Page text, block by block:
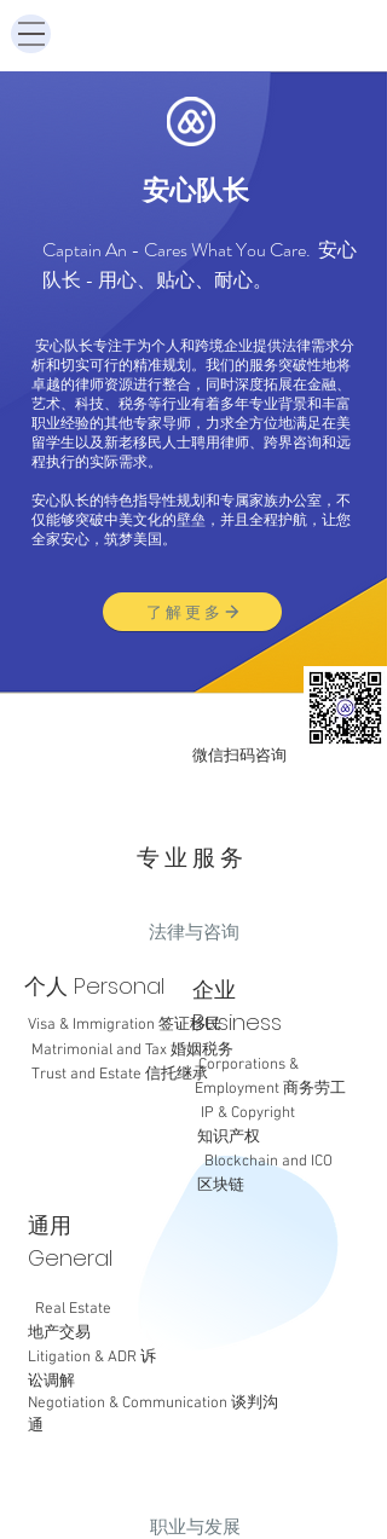
​安心队长
Captain An - Cares What You Care. 安心
队长 - 用心、贴心、耐心。
安心队长专注于为个人和跨境企业提供法律需求分
析和切实可行的精准规划。我们的服务突破性地将
卓越的律师资源进行整合，同时深度拓展在金融、
艺术、科技、税务等行业有着多年专业背景和丰富
职业经验的其他专家导师，力求全方位地满足在美
留学生以及新老移民人士聘用律师、跨界咨询和远
程执行的实际需求。
安心队长的特色指导性规划和专属家族办公室，不
仅能够突破中美文化的壁垒，并且全程护航，让您
全家安心，筑梦美国。
了解更多
​微信扫码咨询
专业服务
法律与咨询
个人 Personal
Visa & Immigration 签证移民
Matrimonial and Tax 婚姻税务
Trust and Estate 信托继承
企业
Business
Corporations &
Employment 商务劳工
IP & Copyright
知识产权
Blockchain and ICO ​
区块链
通用
General
Real Estate
地产交易
Litigation & ADR 诉
讼调解
Negotiation & Communication 谈判沟
通
职业与发展